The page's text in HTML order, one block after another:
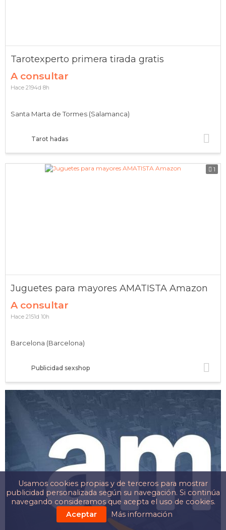
Tarotexperto primera tirada gratis
A consultar
Tarot hadas
Santa Marta de Tormes (Salamanca)
Hace 2194d 8h
1
Juguetes para mayores AMATISTA Amazon
A consultar
Publicidad sexshop
Barcelona (Barcelona)
Hace 2151d 10h
Usamos cookies propias y de terceros para mostrar
publicidad personalizada según su navegación. Si continúa
navegando consideramos que acepta el uso de cookies.
Aceptar
Más información